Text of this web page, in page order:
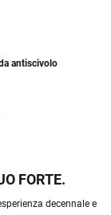
antiscivolo
FORTE.
decennale e